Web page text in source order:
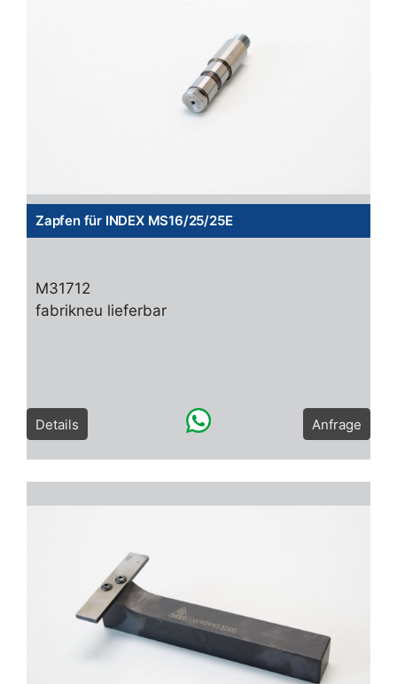
Zapfen für INDEX MS16/25/25E
M31712
fabrikneu lieferbar
Details Anfrage